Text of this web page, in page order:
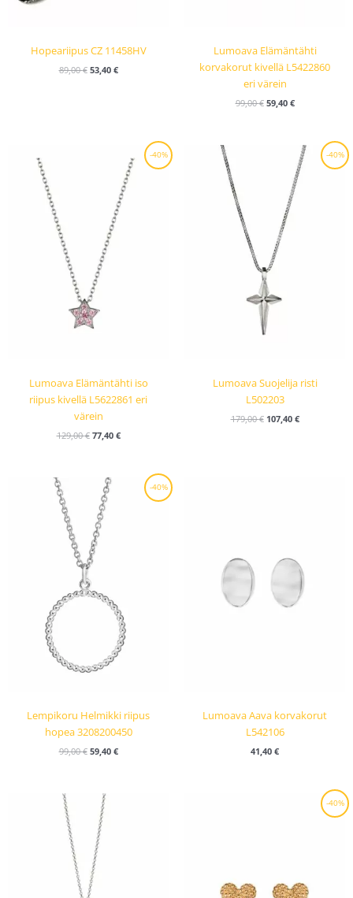
Hopeariipus CZ 11458HV
89,00€ 53,40 €
Lumoava Elämäntähti
korvakorut kivellä L5422860
eri värein
99,00€ 59,40 €
-40%
Lumoava Elämäntähti iso
riipus kivellä L5622861 eri
värein
129,00€
Alkuperäinen
129,00 €.
77,40 €
Nykyinen
hinta
on:
77,40 €.
-40%
Lumoava Suojelija risti
L502203
179,00€
Alkuperäinen
179,00 €.
107,40 €
Nykyinen
hinta
on:
-40%
Lempikoru Helmikki riipus
hopea 3208200450
99,00€
Alkuperäinen
hinta
oli:
99,00 €.
59,40 €
Nykyinen
Lumoava Aava korvakorut
L542106
41,40 €
-40%
Alkuperäinen
Nykyinen
hinta